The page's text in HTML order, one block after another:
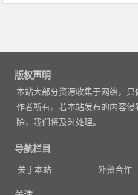
版权声明
本站大部分资源收集于网络，
作者所有。若本站发布的内容
除，我们将及时处理。
导航栏目
关于本站 外贸合作